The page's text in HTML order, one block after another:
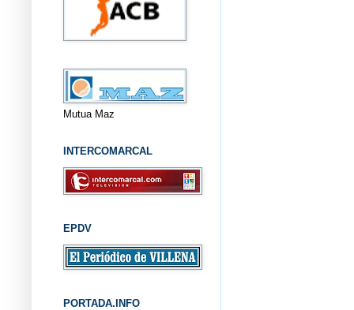
Mutua Maz
INTERCOMARCAL
EPDV
PORTADA.INFO